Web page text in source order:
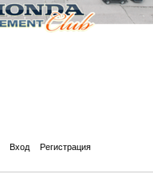
Вход Регистрация